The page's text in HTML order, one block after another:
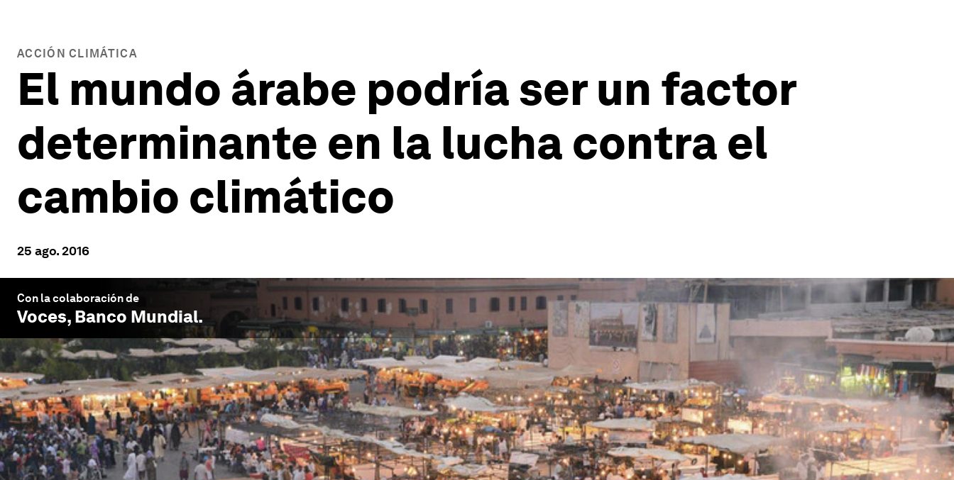
ACCIÓN CLIMÁTICA
El mundo árabe podría ser un factor
determinante en la lucha contra el
cambio climático
25 ago. 2016
Con la colaboración de
Voces, Banco Mundial.